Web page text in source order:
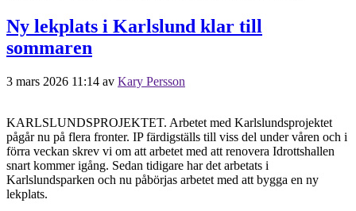
Ny lekplats i Karlslund klar till
sommaren
3 mars 2026 11:14 av Kary Persson
KARLSLUNDSPROJEKTET. Arbetet med Karlslundsprojektet
pågår nu på flera fronter. IP färdigställs till viss del under våren och i
förra veckan skrev vi om att arbetet med att renovera Idrottshallen
snart kommer igång. Sedan tidigare har det arbetats i
Karlslundsparken och nu påbörjas arbetet med att bygga en ny
lekplats.